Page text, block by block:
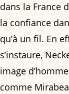
dans la France
la confiance
qu’à un fil. En
s’instaure,
image
comme